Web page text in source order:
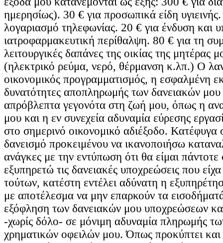
ημερησίως). 30 € για προσωπικά είδη
λογαριασμό τηλεφωνίας. 20 € για ένδυση και
ιατροφαρμακευτική περίθαλψη. 80 € για τη
λειτουργικές δαπάνες της οικίας της μητέρας
(ηλεκτρικό ρεύμα, νερό, θέρμανση κ.λπ.) Ο
οικονομικός προγραμματισμός, η εσφαλμένη
δυνατότητες αποπληρωμής των δανειακών
απρόβλεπτα γεγονότα στη ζωή μου, όπως η
μου και η εν συνεχεία αδυναμία εύρεσης
στο σημερινό οικονομικό αδιέξοδο. Κατέφυγα
δανεισμό προκειμένου να ικανοποιήσω
ανάγκες με την εντύπωση ότι θα είμαι
εξυπηρετώ τις δανειακές υποχρεώσεις που
τούτων, κατέστη εντέλει αδύνατη η
με αποτέλεσμα να μην επαρκούν τα
εξόφληση των δανειακών μου υποχρεώσεων
-χωρίς δόλο- σε μόνιμη αδυναμία πληρωμής
χρηματικών οφειλών μου. Όπως προκύπτει